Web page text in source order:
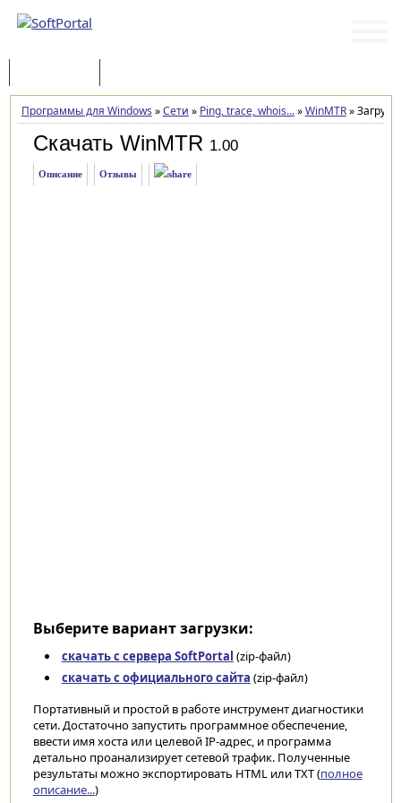
Программы для Windows »Сети » Ping, trace, whois...»WinMTR»
Скачать WinMTR 1.00
Описание Отзывы
Выберите вариант загрузки:
скачать с сервера SoftPortal (zip-файл)
скачать с официального сайта (zip-файл)
Портативный и простой в работе инструмент диагностики
сети. Достаточно запустить программное обеспечение,
ввести имя хоста или целевой IP-адрес, и программа
детально проанализирует сетевой трафик. Полученные
результаты можно экспортировать HTML или TXT (полное
описание...)